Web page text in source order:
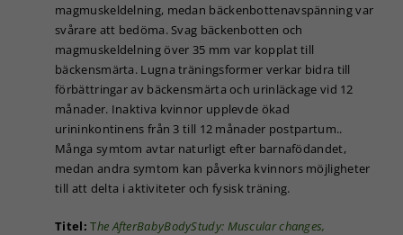
magmuskeldelning, medan bäckenbottenavspänning var
svårare att bedöma. Svag bäckenbotten och
magmuskeldelning över 35 mm var kopplat till
bäckensmärta. Lugna träningsformer verkar bidra till
förbättringar av bäckensmärta och urinläckage vid 12
månader. Inaktiva kvinnor upplevde ökad
urininkontinens från 3 till 12 månader postpartum..
Många symtom avtar naturligt efter barnafödandet,
medan andra symtom kan påverka kvinnors möjligheter
till att delta i aktiviteter och fysisk träning.
Titel: The AfterBabyBodyStudy: Muscular changes,